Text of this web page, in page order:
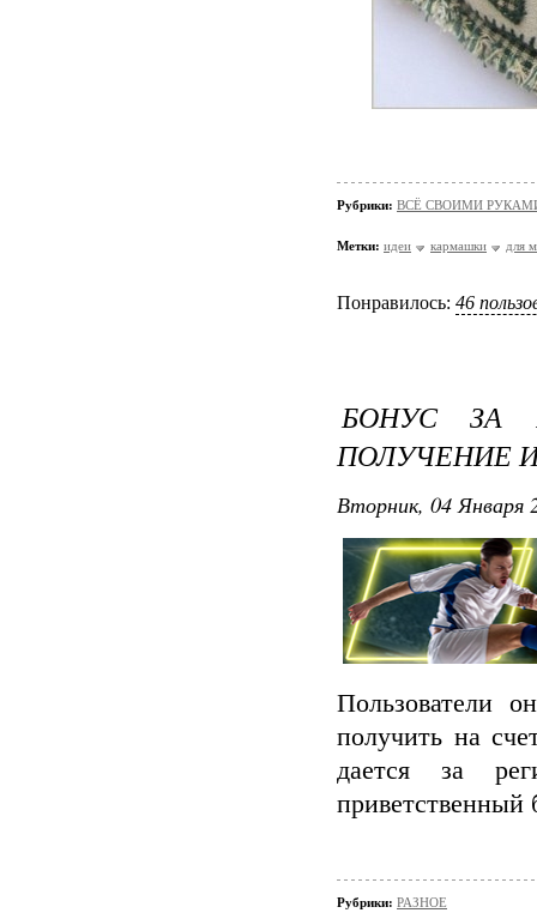
Рубрики: ВСЁ СВОИМИ
Метки: идеи кармашки для
Понравилось: 46
БОНУС ЗА
ПОЛУЧЕНИЕ
Вторник, 04 Января
Пользователи
получить на
дается за
приветственный
Рубрики: РАЗНОЕ